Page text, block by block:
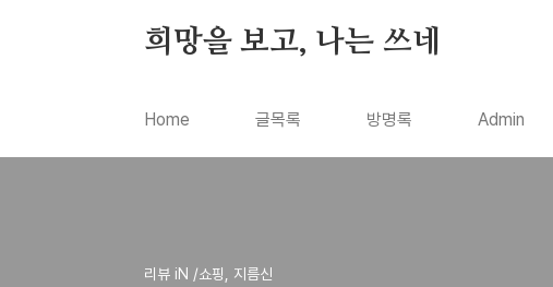
희망을 보고, 나는 쓰네
Home 글목록 방명록 Admin
리뷰 iN /쇼핑, 지름신